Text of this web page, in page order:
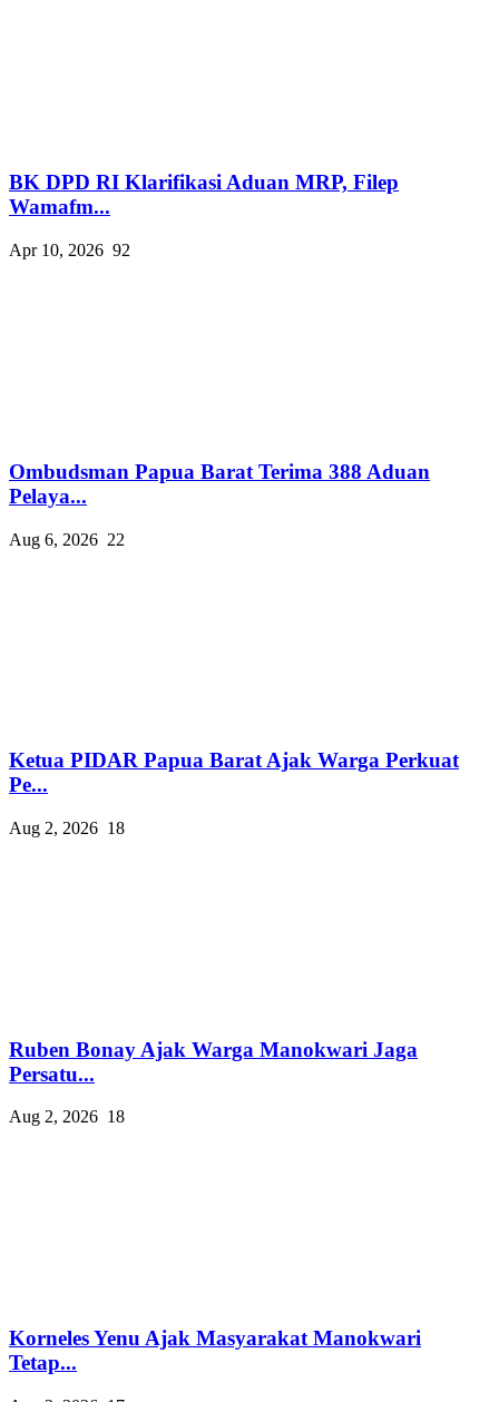
BK DPD RI Klarifikasi Aduan MRP, Filep
Wamafm...
Apr 10, 2026 92
Ombudsman Papua Barat Terima 388 Aduan
Pelaya...
Aug 6, 2026 22
Ketua PIDAR Papua Barat Ajak Warga Perkuat
Pe...
Aug 2, 2026 18
Ruben Bonay Ajak Warga Manokwari Jaga
Persatu...
Aug 2, 2026 18
Korneles Yenu Ajak Masyarakat Manokwari
Tetap...